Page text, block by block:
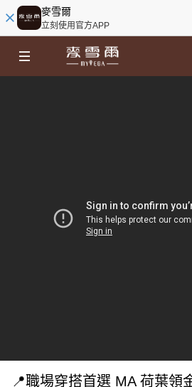
麥雪爾
立刻使用官方APP
📍職場穿搭首選 MA 荷葉領